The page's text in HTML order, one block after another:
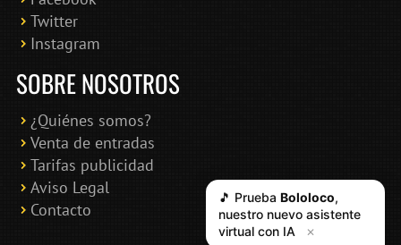
Twitter
Instagram
SOBRE NOSOTROS
¿Quiénes somos?
Venta de entradas
Tarifas publicidad
Aviso Legal
Contacto
🎵 Prueba Bololoco,
nuestro nuevo asistente
virtual con IA
✕